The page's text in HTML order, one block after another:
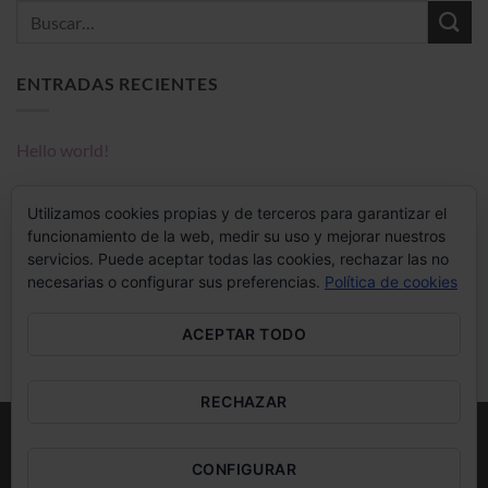
ENTRADAS RECIENTES
Hello world!
COMENTARIOS RECIENTES
A WordPress CommenterenHello world!
ENVÍOS GRATUITOS A PENÍNSULA PARTIR DE 85€ DE COMPRA ·
Utilizamos cookies propias y de terceros para garantizar el
funcionamiento de la web, medir su uso y mejorar nuestros
servicios. Puede aceptar todas las cookies, rechazar las no
necesarias o configurar sus preferencias. Política de cookies
ACEPTAR TODO
RECHAZAR
CONFIGURAR